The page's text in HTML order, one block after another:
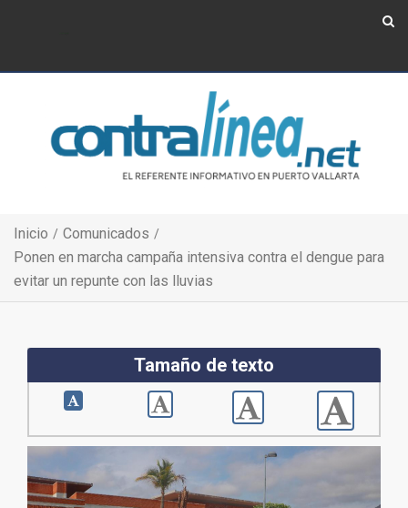
Inicio
Comunicados
Ponen en marcha campaña intensiva contra el dengue para
evitar un repunte con las lluvias
Tamaño de texto